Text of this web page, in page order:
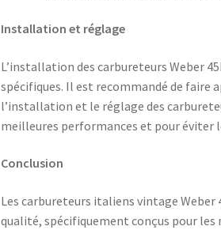
Installation et réglage
L’installation des carbureteurs Weber
spécifiques. Il est recommandé de faire
l’installation et le réglage des
meilleures performances et pour éviter
Conclusion
Les carbureteurs italiens vintage Weber
qualité, spécifiquement conçus pour les